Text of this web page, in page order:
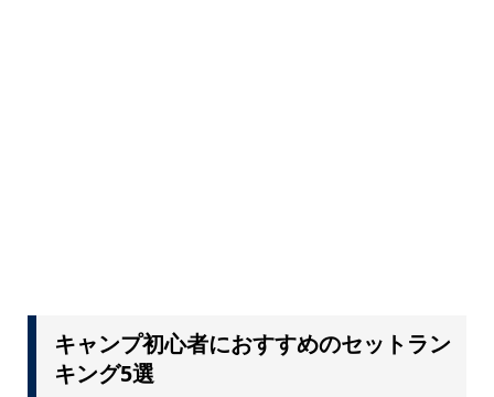
キャンプ初心者におすすめのセットラン
キング5選